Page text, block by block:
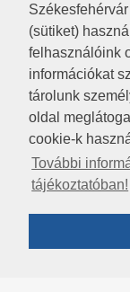
(sütiket)
felhasználóink
információkat
tárolunk
oldal
cookie-k
További
tájékoztatóban!
JOGI NYILATKOZAT
IMPRESSZUM
MÉDIAAJÁNLAT
KÖZÉRDEKŰ
ADATVÉDELEM